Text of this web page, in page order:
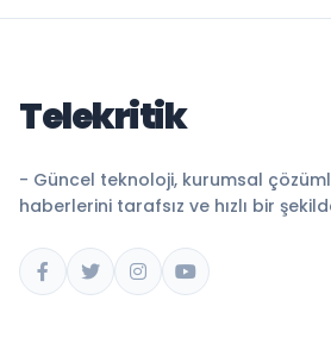
Telekritik
- Güncel teknoloji, kurumsal
haberlerini tarafsız ve hızlı bir